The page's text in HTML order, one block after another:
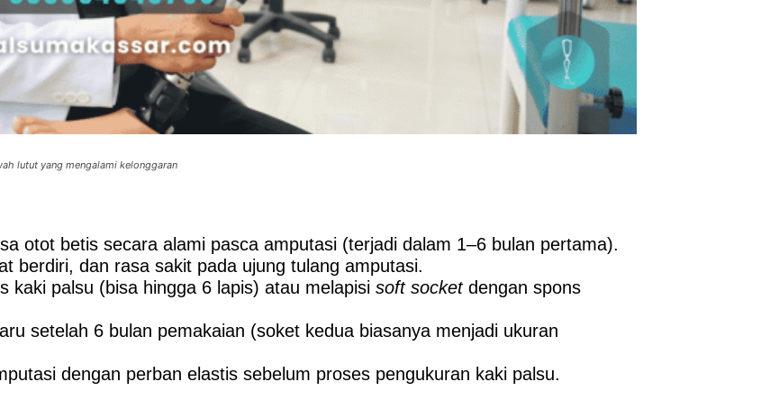
lutut yang mengalami kelonggaran
otot betis secara alami pasca amputasi (terjadi dalam 1–6 bulan pertama).
berdiri, dan rasa sakit pada ujung tulang amputasi.
kaki palsu (bisa hingga 6 lapis) atau melapisi soft socketdengan spons
setelah 6 bulan pemakaian (soket kedua biasanya menjadi ukuran
dengan perban elastis sebelum proses pengukuran kaki palsu.